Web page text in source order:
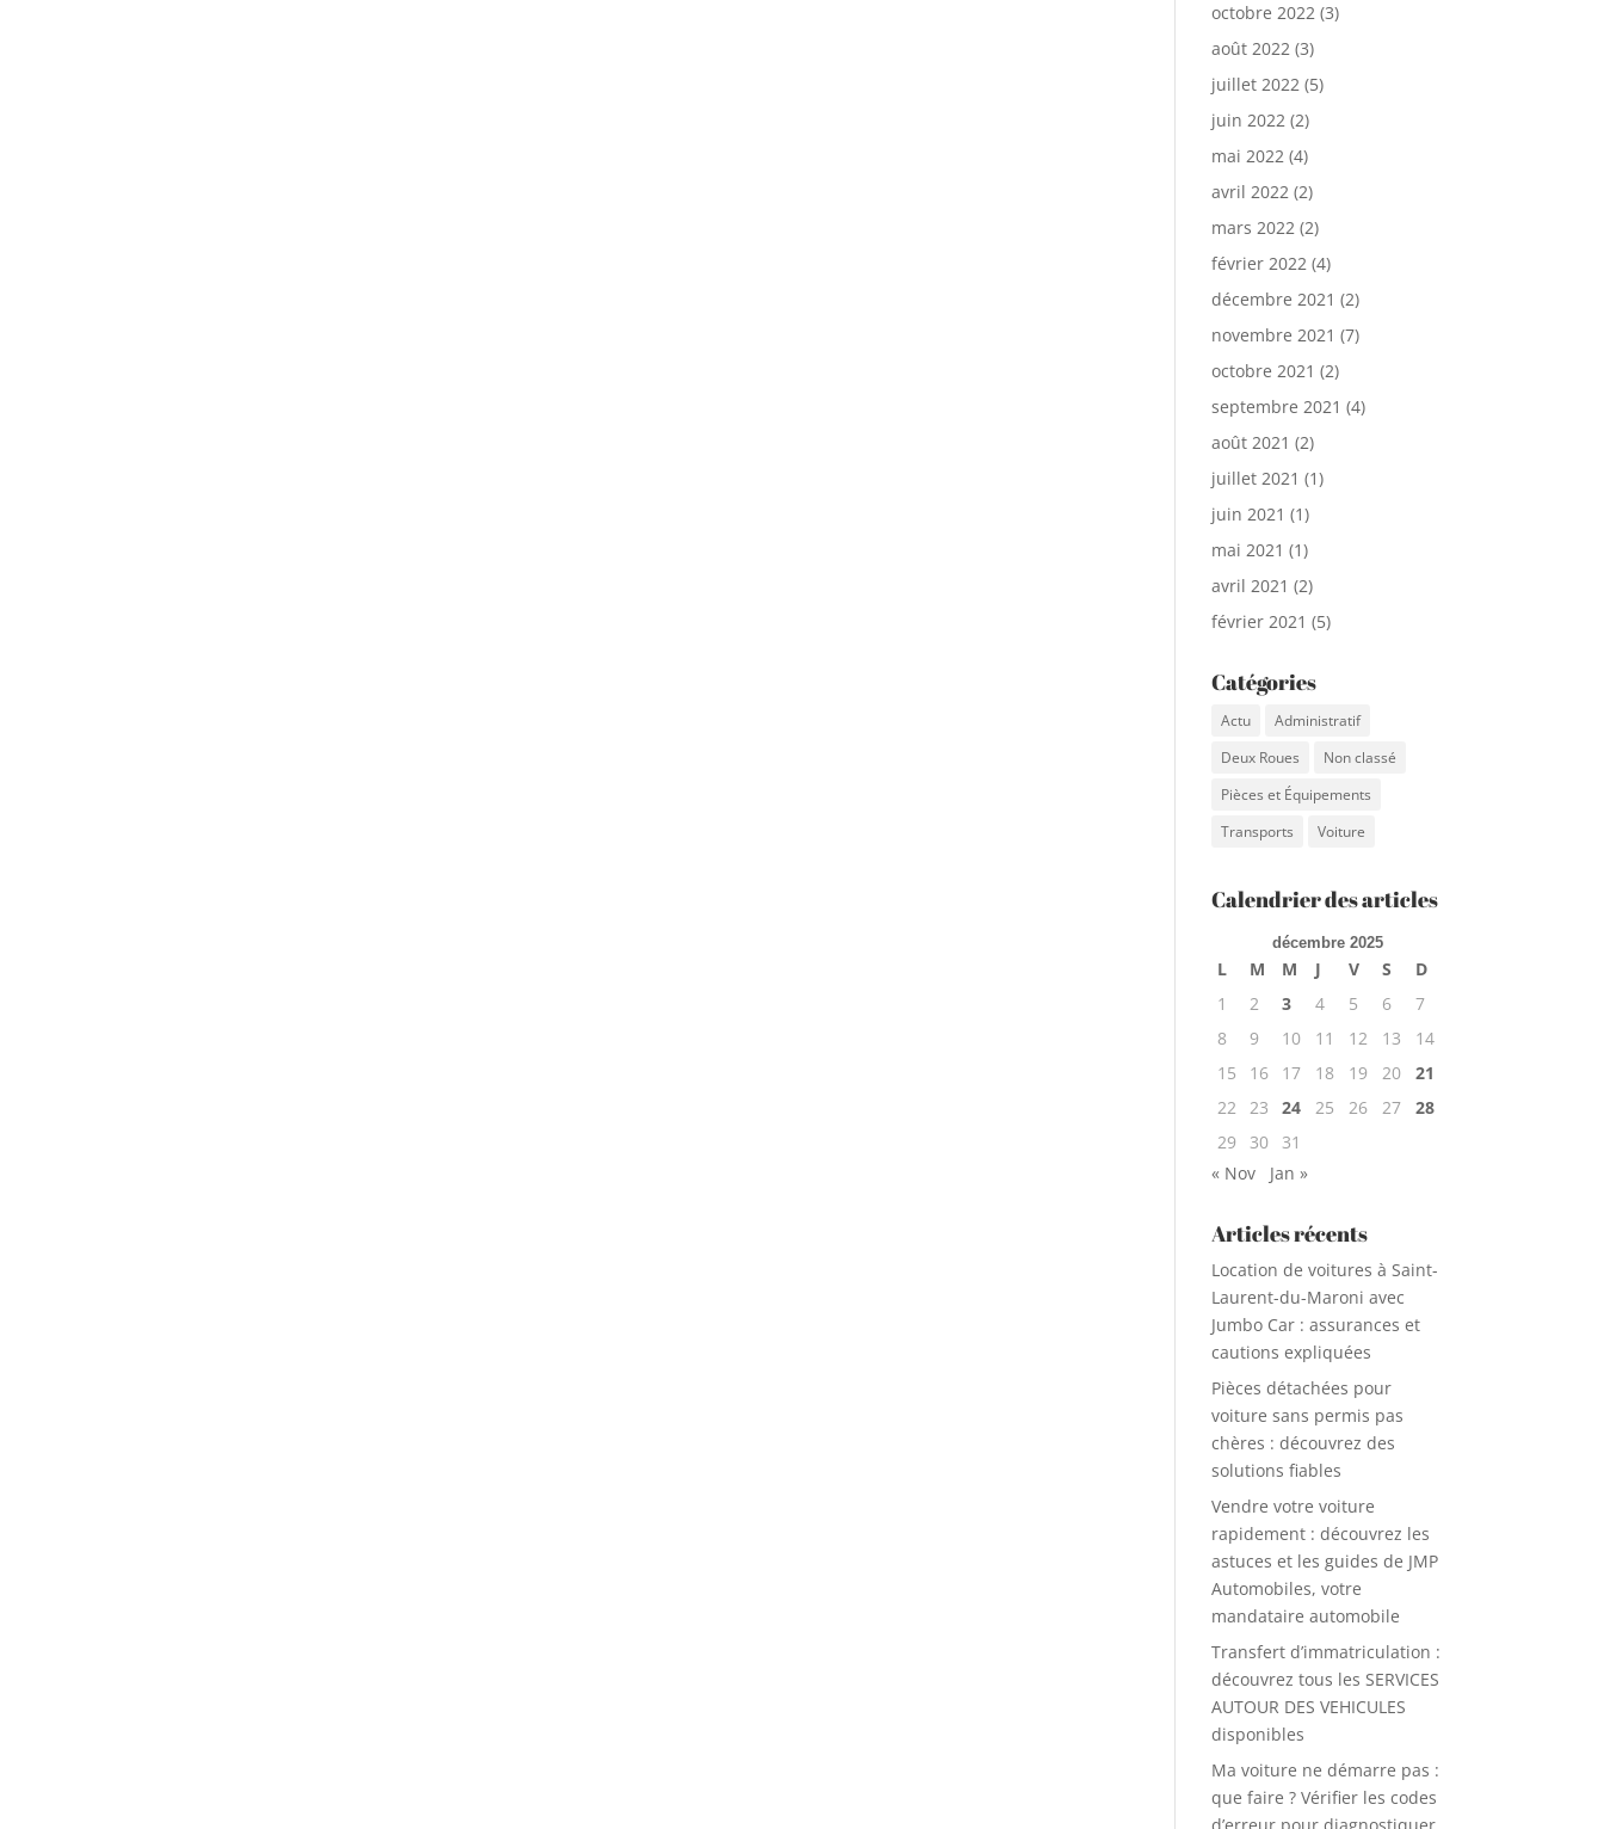
octobre 2022 (3)
août 2022 (3)
juillet 2022 (5)
juin 2022 (2)
mai 2022 (4)
avril 2022 (2)
mars 2022 (2)
février 2022 (4)
décembre 2021 (2)
novembre 2021 (7)
octobre 2021 (2)
septembre 2021 (4)
août 2021 (2)
juillet 2021 (1)
juin 2021 (1)
mai 2021 (1)
avril 2021 (2)
février 2021 (5)
Catégories
Actu
Administratif
Deux Roues
Non classé
Pièces et Équipements
Transports
Voiture
Calendrier des articles
décembre 2025
L M M J V S
D
1
2 3 4 5 6
7
8
9 10 11 12 13
14
15
16 17 18 19 20
21
22
23 24 25 26 27
28
29
30
31
« Nov
Jan »
Articles récents
Location de voitures à Saint-
Laurent-du-Maroni avec
Jumbo Car : assurances et
cautions expliquées
Pièces détachées pour
voiture sans permis pas
chères : découvrez des
solutions fiables
Vendre votre voiture
rapidement : découvrez les
astuces et les guides de JMP
Automobiles, votre
mandataire automobile
Transfert d’immatriculation :
découvrez tous les SERVICES
AUTOUR DES VEHICULES
disponibles
Ma voiture ne démarre pas :
que faire ? Vérifier les codes